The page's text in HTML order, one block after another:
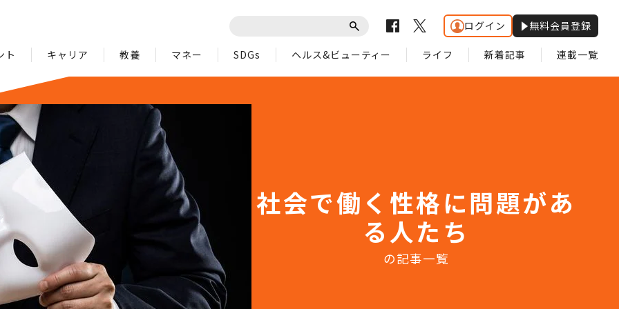
ログイン 無料会員登録
ト キャリア 教養 マネー SDGs ヘルス&ビューティー ライフ 新着記事 連載一覧
社会で働く性格に問題があ
る人たち
の記事一覧